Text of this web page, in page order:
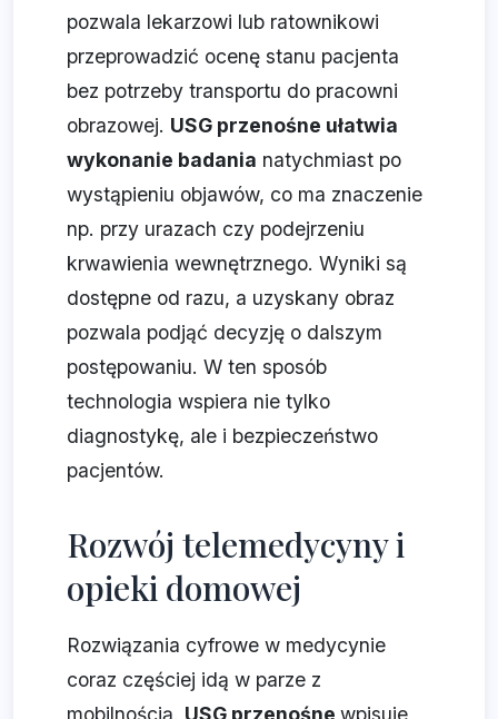
pozwala lekarzowi lub ratownikowi
przeprowadzić ocenę stanu pacjenta
bez potrzeby transportu do pracowni
obrazowej. USG przenośne ułatwia
wykonanie badania natychmiast po
wystąpieniu objawów, co ma znaczenie
np. przy urazach czy podejrzeniu
krwawienia wewnętrznego. Wyniki są
dostępne od razu, a uzyskany obraz
pozwala podjąć decyzję o dalszym
postępowaniu. W ten sposób
technologia wspiera nie tylko
diagnostykę, ale i bezpieczeństwo
pacjentów.
Rozwój telemedycyny i
opieki domowej
Rozwiązania cyfrowe w medycynie
coraz częściej idą w parze z
mobilnością. USG przenośne wpisuje